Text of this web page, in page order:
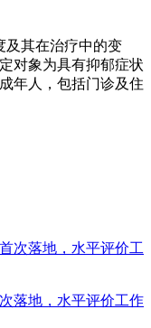
其在治疗中的变
对象为具有抑郁症状
年人，包括门诊及住
落地，水平评价工作